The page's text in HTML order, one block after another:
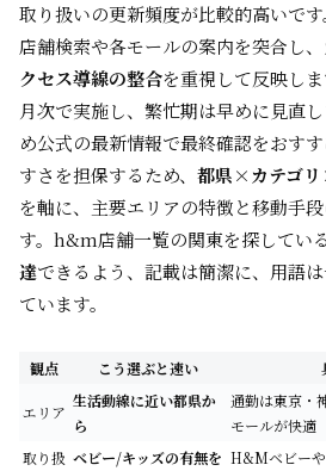
取り扱いの更新頻度が比較的高いで
店舗検索や各モールの案内を突合し、
クセス導線の整合を重視して反映し
月次で実施し、繁忙期は早めに見直
め公式の最新情報で最終確認をおす
すさを担保するため、 都県×カテゴ
を軸に、主要エリアの特徴と移動手
す。h&m店舗一覧の関東を探している
達できるよう、記載は簡潔に、用語
ています。
観点 こう選ぶと速い
エリア
生活動線に近い都県か
ら
通勤は東京・
モールが快適
取り扱 ベビー/キッズの有無を H&Mベビー